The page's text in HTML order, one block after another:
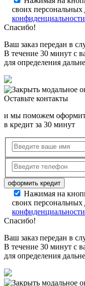
своих персональных
конфиденциальности
Спасибо!
Ваш заказ передан в
В течение 30 минут с
для определения
Оставьте контакты
и мы поможем
в кредит за 30 минут
Нажимая на
своих персональных
конфиденциальности
Спасибо!
Ваш заказ передан в
В течение 30 минут с
для определения